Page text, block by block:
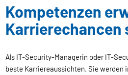
Kompetenzen
Karrierechancen
Als IT-Security-Managerin oder IT-
beste Karriereaussichten. Sie werden